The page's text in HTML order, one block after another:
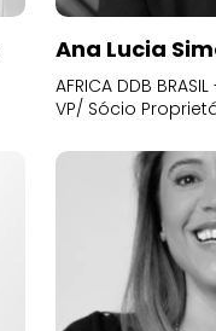
Ana Lucia
AFRICA DDB
VP/ Sócio